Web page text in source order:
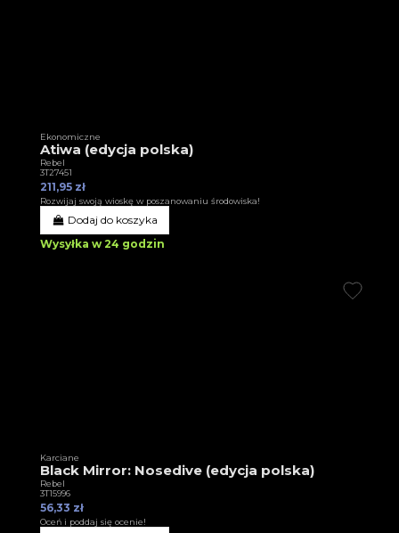
Ekonomiczne
Atiwa (edycja polska)
Rebel
3T27451
211,95 zł
Rozwijaj swoją wioskę w poszanowaniu środowiska!
Dodaj do koszyka
Wysyłka w 24 godzin
Karciane
Black Mirror: Nosedive (edycja polska)
Rebel
3T15996
56,33 zł
Oceń i poddaj się ocenie!